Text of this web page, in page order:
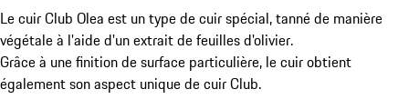
Le cuir Club Olea est un type de cuir spécial, tanné de manière
végétale à l'aide d'un extrait de feuilles d'olivier.
Grâce à une finition de surface particulière, le cuir obtient
également son aspect unique de cuir Club.